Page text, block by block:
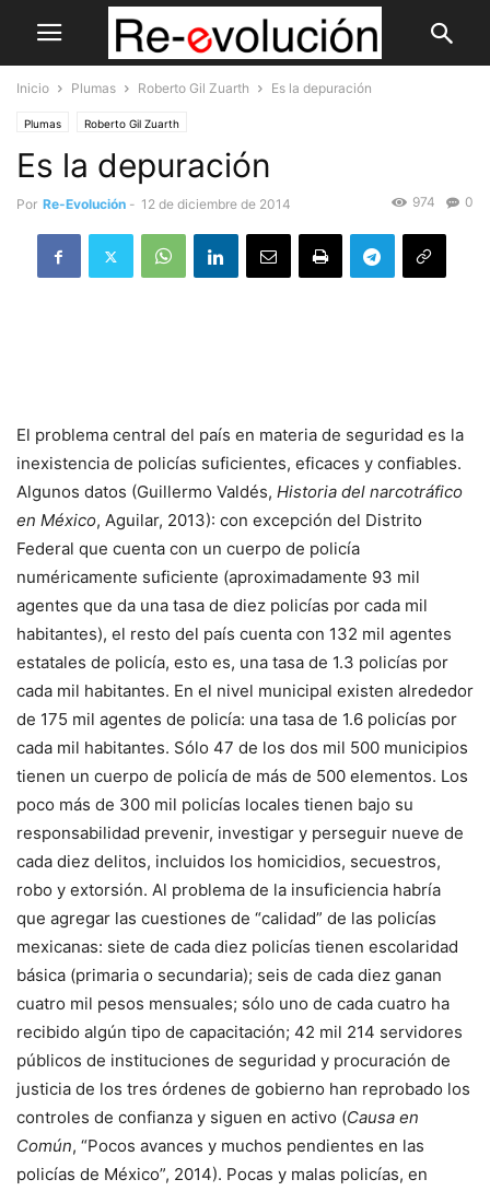
Inicio Plumas Roberto Gil Zuarth Es la depuración
Plumas Roberto Gil Zuarth
Es la depuración
Por Re-Evolución - 12 de diciembre de 2014 0
974
El problema central del país en materia de seguridad es la
inexistencia de policías suficientes, eficaces y confiables.
Algunos datos (Guillermo Valdés, Historia del narcotráfico
en México, Aguilar, 2013): con excepción del Distrito
Federal que cuenta con un cuerpo de policía
numéricamente suficiente (aproximadamente 93 mil
agentes que da una tasa de diez policías por cada mil
habitantes), el resto del país cuenta con 132 mil agentes
estatales de policía, esto es, una tasa de 1.3 policías por
cada mil habitantes. En el nivel municipal existen alrededor
de 175 mil agentes de policía: una tasa de 1.6 policías por
cada mil habitantes. Sólo 47 de los dos mil 500 municipios
tienen un cuerpo de policía de más de 500 elementos. Los
poco más de 300 mil policías locales tienen bajo su
responsabilidad prevenir, investigar y perseguir nueve de
cada diez delitos, incluidos los homicidios, secuestros,
robo y extorsión. Al problema de la insuficiencia habría
que agregar las cuestiones de “calidad” de las policías
mexicanas: siete de cada diez policías tienen escolaridad
básica (primaria o secundaria); seis de cada diez ganan
cuatro mil pesos mensuales; sólo uno de cada cuatro ha
recibido algún tipo de capacitación; 42 mil 214 servidores
públicos de instituciones de seguridad y procuración de
justicia de los tres órdenes de gobierno han reprobado los
controles de confianza y siguen en activo (Causa en
Común, “Pocos avances y muchos pendientes en las
policías de México”, 2014). Pocas y malas policías, en